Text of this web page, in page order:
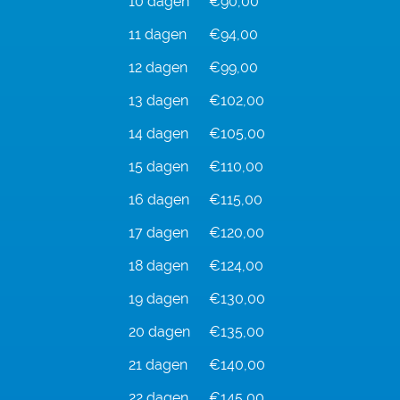
11 dagen
€94,00
12 dagen
€99,00
13 dagen
€102,00
14 dagen
€105,00
15 dagen
€110,00
16 dagen
€115,00
17 dagen
€120,00
18 dagen
€124,00
19 dagen
€130,00
20 dagen
€135,00
21 dagen
€140,00